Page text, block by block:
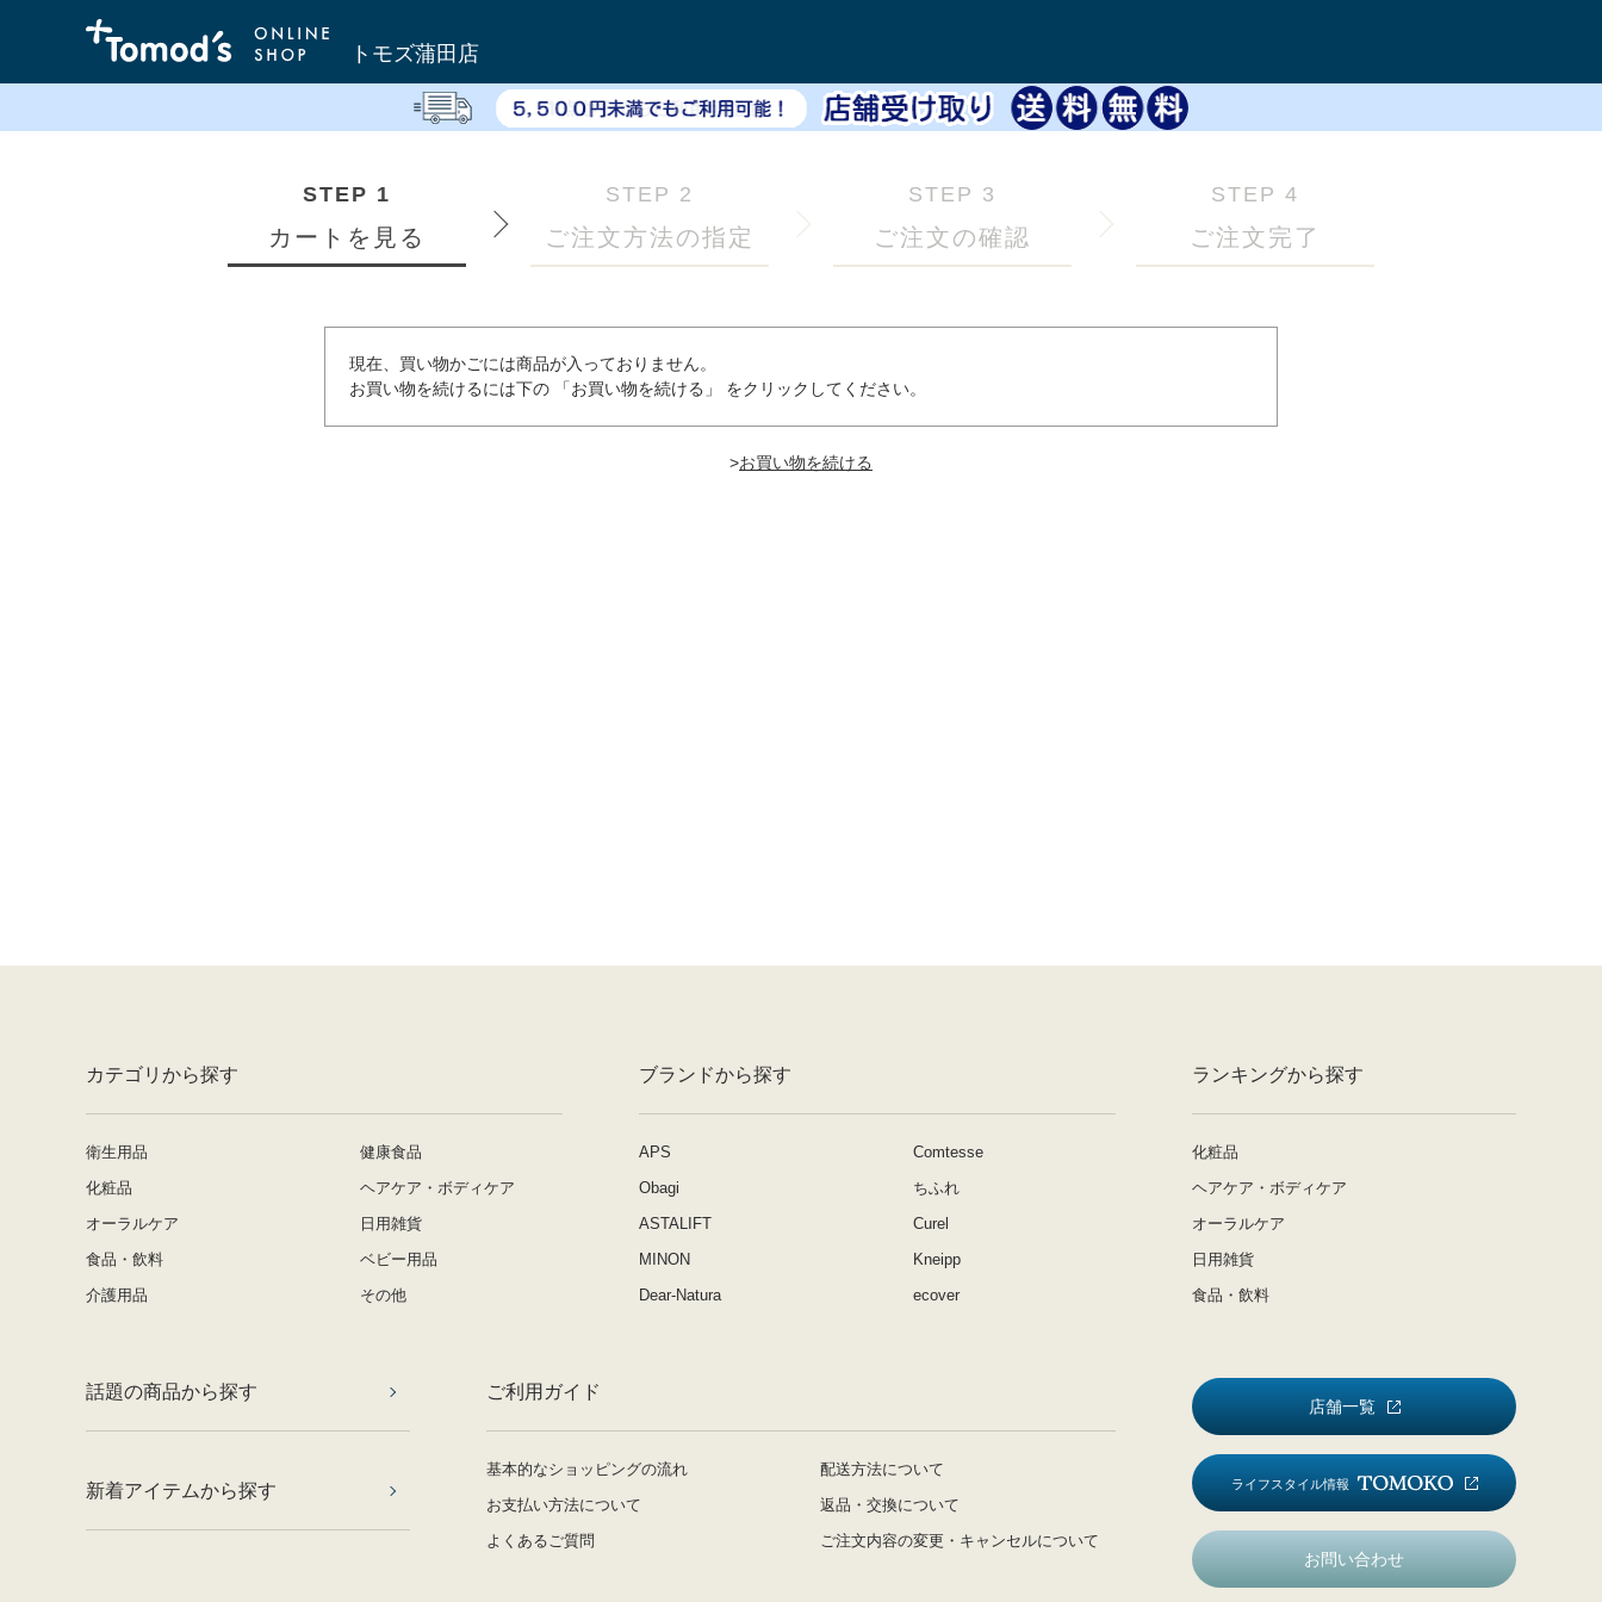
トモズ蒲田店
STEP 1
カートを見る
STEP 2
ご注文方法の指定
STEP 3
ご注文の確認
STEP 4
ご注文完了
現在、買い物かごには商品が入っておりません。
お買い物を続けるには下の 「お買い物を続ける」 をクリックしてください。
>
カテゴリから探す
衛生用品
健康食品
化粧品
ヘアケア・ボディケア
オーラルケア
日用雑貨
食品・飲料
ベビー用品
介護用品
その他
ブランドから探す
APS
Comtesse
Obagi
ちふれ
ASTALIFT
Curel
MINON
Kneipp
Dear-Natura
ecover
ランキングから探す
化粧品
ヘアケア・ボディケア
オーラルケア
日用雑貨
食品・飲料
話題の商品から探す
新着アイテムから探す
ご利用ガイド
基本的なショッピングの流れ
配送方法について
お支払い方法について
返品・交換について
よくあるご質問
ご注文内容の変更・キャンセルについて
店舗一覧
ライフスタイル情報
お問い合わせ